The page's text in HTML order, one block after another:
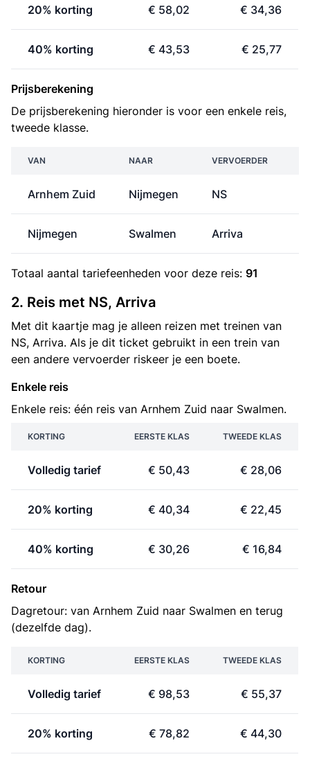
20% korting € 58,02 € 34,36
40% korting € 43,53 € 25,77
Prijsberekening
De prijsberekening hieronder is voor een enkele reis,
tweede klasse.
VAN NAAR VERVOERDER
Arnhem Zuid Nijmegen NS
Nijmegen Swalmen Arriva
Totaal aantal tariefeenheden voor deze reis: 91
2. Reis met NS, Arriva
Met dit kaartje mag je alleen reizen met treinen van
NS, Arriva. Als je dit ticket gebruikt in een trein van
een andere vervoerder riskeer je een boete.
Enkele reis
Enkele reis: één reis van Arnhem Zuid naar Swalmen.
KORTING EERSTE KLAS TWEEDE KLAS
Volledig tarief € 50,43 € 28,06
20% korting € 40,34 € 22,45
40% korting € 30,26 € 16,84
Retour
Dagretour: van Arnhem Zuid naar Swalmen en terug
(dezelfde dag).
KORTING EERSTE KLAS TWEEDE KLAS
Volledig tarief € 98,53 € 55,37
20% korting € 78,82 € 44,30